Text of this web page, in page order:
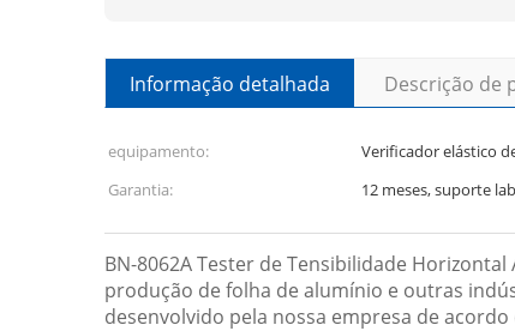
Informação detalhada Descrição de
equipamento: Verificador elástico
Garantia:
12 meses, suporte
BN-8062A Tester de Tensibilidade
produção de folha de alumínio e outras
desenvolvido pela nossa empresa de